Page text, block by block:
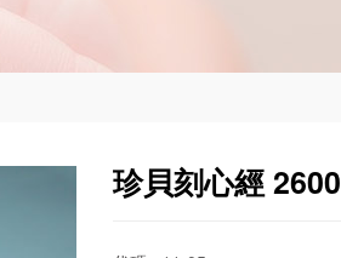
珍貝刻心經 2600